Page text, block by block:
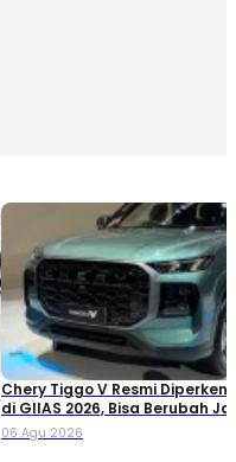
Chery Tiggo V Resmi
di GIIAS 2026, Bisa Berubah
Double Cabin
06 Agu 2026